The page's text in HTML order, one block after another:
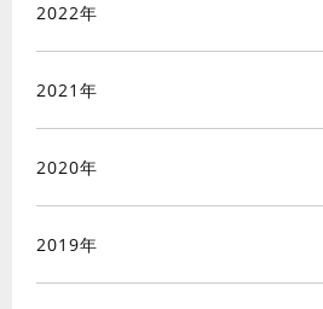
2022年
2021年
2020年
2019年